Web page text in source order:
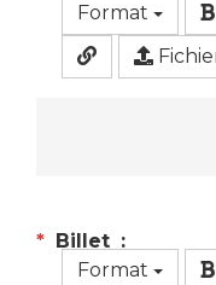
Format
Billet
Format